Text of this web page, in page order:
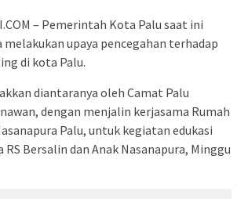
– Pemerintah Kota Palu saat ini
upaya pencegahan terhadap
di kota Palu.
diantaranya oleh Camat Palu
dengan menjalin kerjasama Rumah
Palu, untuk kegiatan edukasi
Bersalin dan Anak Nasanapura, Minggu